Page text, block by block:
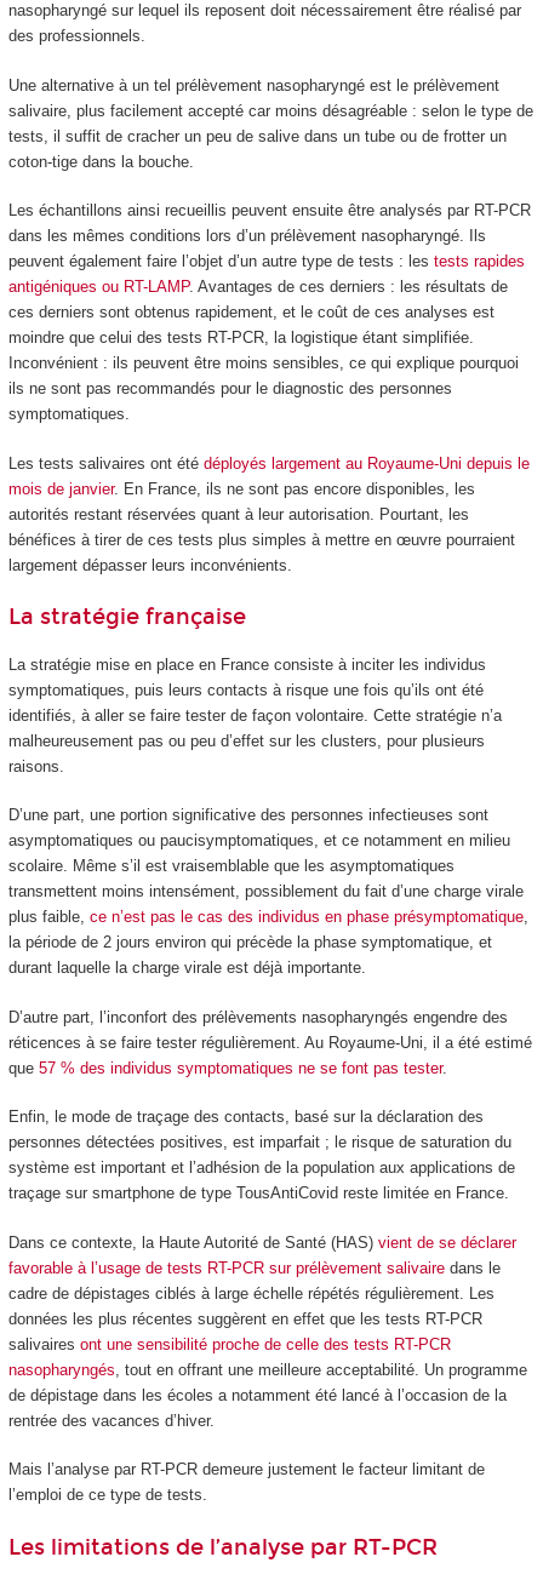
nasopharyngé sur lequel ils reposent doit nécessairement être réalisé par
des professionnels.
Une alternative à un tel prélèvement nasopharyngé est le prélèvement
salivaire, plus facilement accepté car moins désagréable : selon le type de
tests, il suffit de cracher un peu de salive dans un tube ou de frotter un
coton-tige dans la bouche.
Les échantillons ainsi recueillis peuvent ensuite être analysés par RT-PCR
dans les mêmes conditions lors d’un prélèvement nasopharyngé. Ils
peuvent également faire l’objet d’un autre type de tests : les tests rapides
antigéniques ou RT-LAMP. Avantages de ces derniers : les résultats de
ces derniers sont obtenus rapidement, et le coût de ces analyses est
moindre que celui des tests RT-PCR, la logistique étant simplifiée.
Inconvénient : ils peuvent être moins sensibles, ce qui explique pourquoi
ils ne sont pas recommandés pour le diagnostic des personnes
symptomatiques.
Les tests salivaires ont été déployés largement au Royaume-Uni depuis le
mois de janvier. En France, ils ne sont pas encore disponibles, les
autorités restant réservées quant à leur autorisation. Pourtant, les
bénéfices à tirer de ces tests plus simples à mettre en œuvre pourraient
largement dépasser leurs inconvénients.
La stratégie française
La stratégie mise en place en France consiste à inciter les individus
symptomatiques, puis leurs contacts à risque une fois qu’ils ont été
identifiés, à aller se faire tester de façon volontaire. Cette stratégie n’a
malheureusement pas ou peu d’effet sur les clusters, pour plusieurs
raisons.
D’une part, une portion significative des personnes infectieuses sont
asymptomatiques ou paucisymptomatiques, et ce notamment en milieu
scolaire. Même s’il est vraisemblable que les asymptomatiques
transmettent moins intensément, possiblement du fait d’une charge virale
plus faible, ce n’est pas le cas des individus en phase présymptomatique,
la période de 2 jours environ qui précède la phase symptomatique, et
durant laquelle la charge virale est déjà importante.
D’autre part, l’inconfort des prélèvements nasopharyngés engendre des
réticences à se faire tester régulièrement. Au Royaume-Uni, il a été estimé
que 57 % des individus symptomatiques ne se font pas tester.
Enfin, le mode de traçage des contacts, basé sur la déclaration des
personnes détectées positives, est imparfait ; le risque de saturation du
système est important et l’adhésion de la population aux applications de
traçage sur smartphone de type TousAntiCovid reste limitée en France.
Dans ce contexte, la Haute Autorité de Santé (HAS) vient de se déclarer
favorable à l’usage de tests RT-PCR sur prélèvement salivairedans le
cadre de dépistages ciblés à large échelle répétés régulièrement. Les
données les plus récentes suggèrent en effet que les tests RT-PCR
salivaires ont une sensibilité proche de celle des tests RT-PCR
nasopharyngés , tout en offrant une meilleure acceptabilité. Un programme
de dépistage dans les écoles a notamment été lancé à l’occasion de la
rentrée des vacances d’hiver.
Mais l’analyse par RT-PCR demeure justement le facteur limitant de
l’emploi de ce type de tests.
Les limitations de l’analyse par RT-PCR